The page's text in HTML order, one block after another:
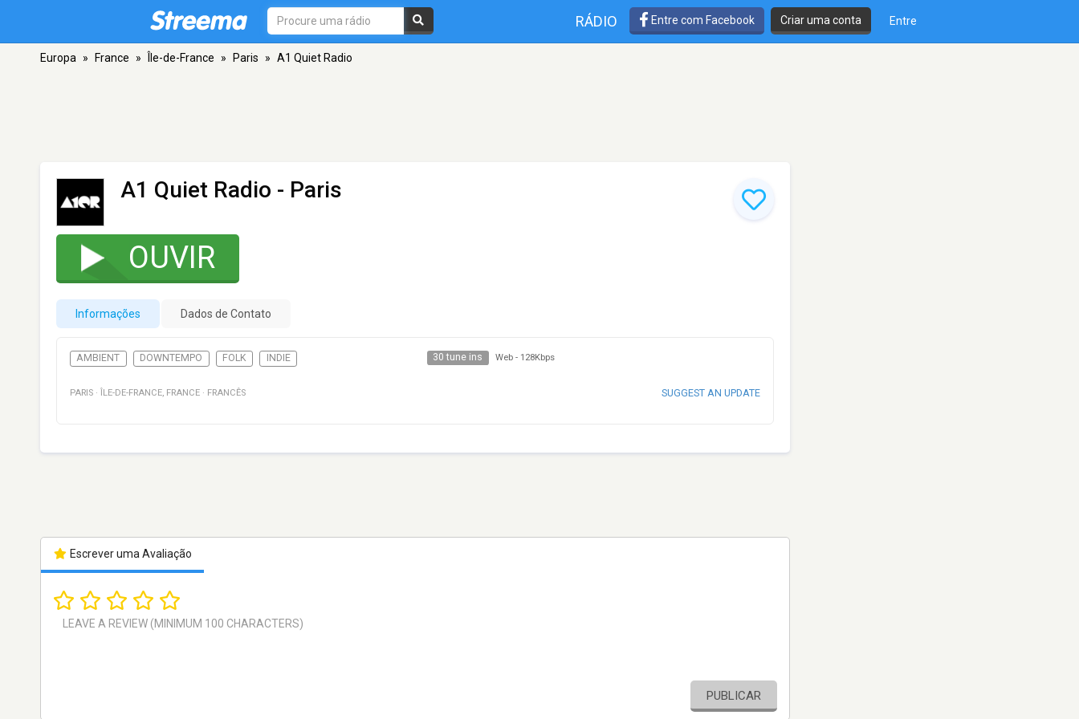
RÁDIO Entre com Facebook Criar uma conta Entre
Europa » France » Île-de-France » Paris » A1 Quiet Radio
A1 Quiet Radio - Paris
OUVIR
Informações Dados de Contato
AMBIENT DOWNTEMPO FOLK INDIE 30 tune ins Web - 128Kbps
PARIS · ÎLE-DE-FRANCE, FRANCE · FRANCÊS SUGGEST AN UPDATE
Escrever uma Avaliação
PUBLICAR